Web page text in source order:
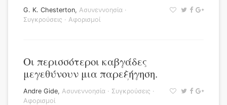
G. K. Chesterton, Ασυνεννοησία ·
Συγκρούσεις · Αφορισμοί
Οι περισσότεροι καβγάδες
μεγεθύνουν μια παρεξήγηση.
Andre Gide, Ασυνεννοησία · Συγκρούσεις ·
Αφορισμοί